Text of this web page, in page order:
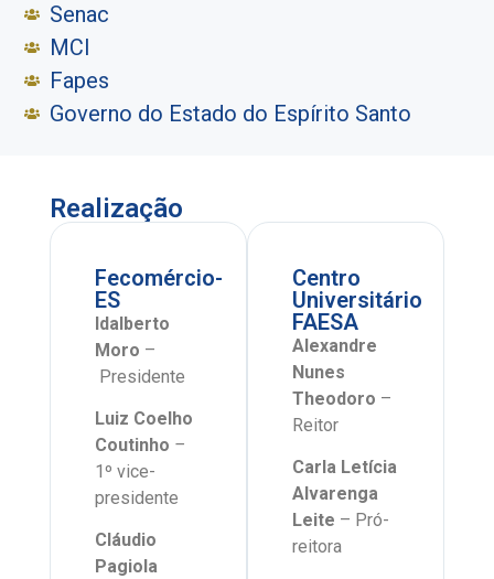
Senac
MCI
Fapes
Governo do Estado do Espírito Santo
Realização
Fecomércio-
ES
Idalberto
Moro –
Presidente
Luiz Coelho
Coutinho –
1º vice-
presidente
Cláudio
Pagiola
Centro
Universitário
FAESA
Alexandre
Nunes
Theodoro –
Reitor
Carla Letícia
Alvarenga
Leite – Pró-
reitora